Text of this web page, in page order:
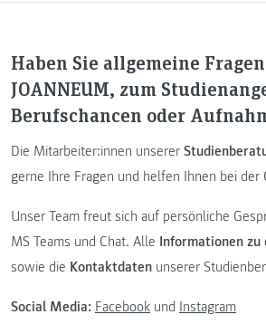
Haben Sie allgemeine
JOANNEUM, zum
Berufschancen oder
Die Mitarbeiter:innen unserer
gerne Ihre Fragen und helfen Ihnen bei der
Unser Team freut sich auf persönliche
MS Teams und Chat. Alle Informationen
sowie die Kontaktdaten unserer
Social Media: Facebook und Instagram